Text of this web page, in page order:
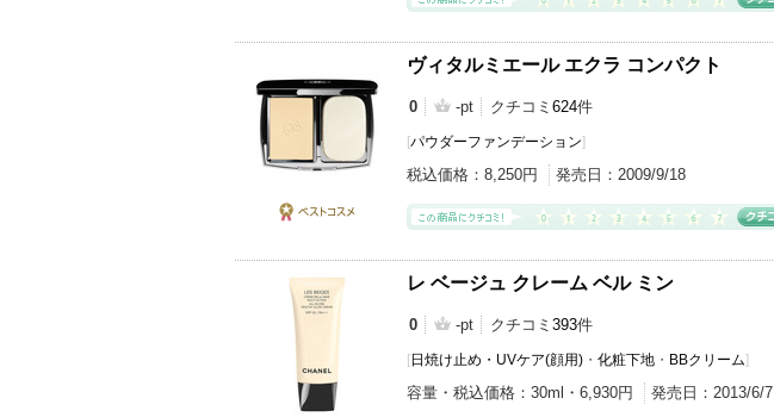
ヴィタルミエール エクラ コンパクト
0 -pt クチコミ 624件
[パウダーファンデーション]
税込価格： 8,250円 発売日： 2009/9/18
レ ベージュ クレーム ベル ミン
0 -pt クチコミ 393件
[日焼け止め・UVケア(顔用) ・ 化粧下地 ・ BBクリーム]
容量・税込価格： 30ml・6,930円 発売日： 2013/6/7